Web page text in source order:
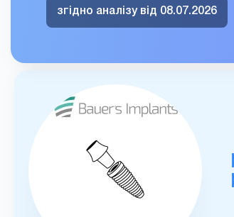
згідно аналізу від 08.07.2026